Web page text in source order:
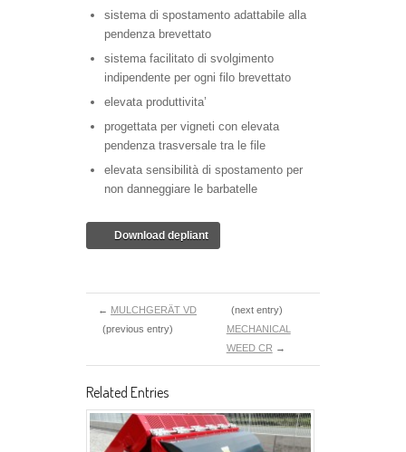
sistema di spostamento adattabile alla
pendenza brevettato
sistema facilitato di svolgimento
indipendente per ogni filo brevettato
elevata produttivita’
progettata per vigneti con elevata
pendenza trasversale tra le file
elevata sensibilità di spostamento per
non danneggiare le barbatelle
Download depliant
← MULCHGERÄT VD
(previous entry)
(next entry)
MECHANICAL
WEED CR →
Related Entries